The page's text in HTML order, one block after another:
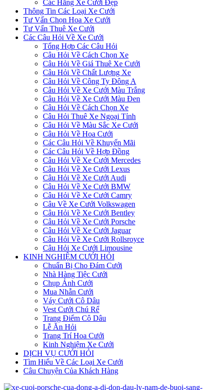
Các Hãng Xe Cưới Đẹp
Thông Tin Các Loại Xe Cưới
Tư Vấn Chọn Hoa Xe Cưới
Tư Vấn Thuê Xe Cưới
Các Câu Hỏi Về Xe Cưới
Tổng Hợp Các Câu Hỏi
Câu Hỏi Về Cách Chọn Xe
Câu Hỏi Về Giá Thuê Xe Cưới
Câu Hỏi Về Chất Lượng Xe
Câu Hỏi Về Công Ty Đông A
Câu Hỏi Về Xe Cưới Màu Trắng
Câu Hỏi Về Xe Cưới Màu Đen
Câu Hỏi Về Cách Chọn Xe
Câu Hỏi Thuê Xe Ngoại Tỉnh
Câu Hỏi Về Màu Sắc Xe Cưới
Câu Hỏi Về Hoa Cưới
Các Câu Hỏi Về Khuyến Mãi
Các Câu Hỏi Về Hợp Đồng
Câu Hỏi Về Xe Cưới Mercedes
Câu Hỏi Về Xe Cưới Lexus
Câu Hỏi Về Xe Cưới Audi
Câu Hỏi Về Xe Cưới BMW
Câu Hỏi Về Xe Cưới Camry
Câu Về Xe Cưới Volkswagen
Câu Hỏi Về Xe Cưới Bentley
Câu Hỏi Về Xe Cưới Porsche
Câu Hỏi Về Xe Cưới Jaguar
Câu Hỏi Về Xe Cưới Rollsroyce
Câu Hỏi Xe Cưới Limousine
KINH NGHIỆM CƯỚI HỎI
Chuẩn Bị Cho Đám Cưới
Nhà Hàng Tiệc Cưới
Chụp Ảnh Cưới
Mua Nhẫn Cưới
Váy Cưới Cô Dâu
Vest Cưới Chú Rể
Trang Điểm Cô Dâu
Lễ Ăn Hỏi
Trang Trí Hoa Cưới
Kinh Nghiệm Xe Cưới
DỊCH VỤ CƯỚI HỎI
Tìm Hiểu Về Các Loại Xe Cưới
Câu Chuyện Của Khách Hàng